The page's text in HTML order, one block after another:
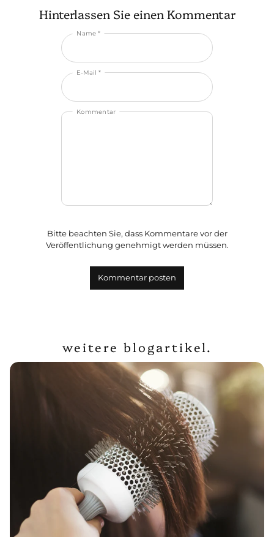
Hinterlassen Sie einen Kommentar
Name *
E-Mail *
Kommentar
Bitte beachten Sie, dass Kommentare vor der
Veröffentlichung genehmigt werden müssen.
weitere blogartikel.